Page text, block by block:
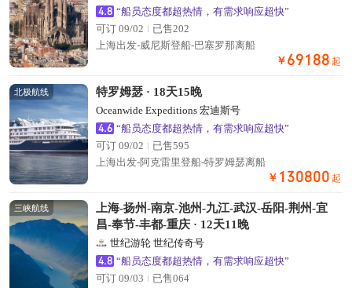
4.8 “船员态度都超热情，有需求响应超快”
可订 09/02
已售202
上海出发-威尼斯登船-巴塞罗那离船
￥ 69188 起
北极航线 特罗姆瑟 · 18天15晚
Oceanwide Expeditions 宏迪斯号
4.6 “船员态度都超热情，有需求响应超快”
可订 09/02
已售595
上海出发-阿克雷里登船-特罗姆瑟离船
￥ 130800 起
三峡航线
上海-扬州-南京-池州-九江-武汉-岳阳-荆州-宜
昌-奉节-丰都-重庆 · 12天11晚
世纪游轮 世纪传奇号
4.8 “船员态度都超热情，有需求响应超快”
可订 09/03
已售064